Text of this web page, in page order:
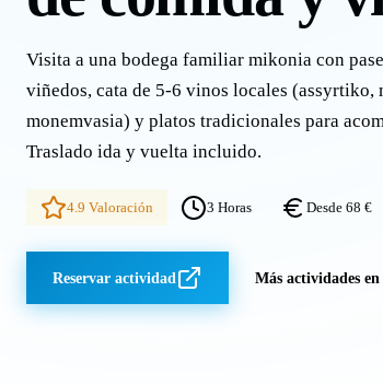
Visita a una bodega familiar mikonia con
viñedos, cata de 5-6 vinos locales (assyrtiko,
monemvasia) y platos tradicionales para
Traslado ida y vuelta incluido.
4.9 Valoración 3 Horas Desde 68 €
Reservar actividad Más actividades